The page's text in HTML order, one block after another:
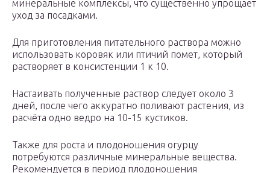
минеральные комплексы, что существенно упрощает
уход за посадками.
Для приготовления питательного раствора можно
использовать коровяк или птичий помет, который
растворяет в консистенции 1 к 10.
Настаивать полученные раствор следует около 3
дней, после чего аккуратно поливают растения, из
расчёта одно ведро на 10-15 кустиков.
Также для роста и плодоношения огурцу
потребуются различные минеральные вещества.
Рекомендуется в период плодоношения